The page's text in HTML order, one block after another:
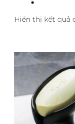
Hiển thị kết quả